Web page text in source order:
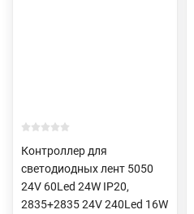
Контроллер для
светодиодных лент 5050
24V 60Led 24W IP20,
2835+2835 24V 240Led 16W